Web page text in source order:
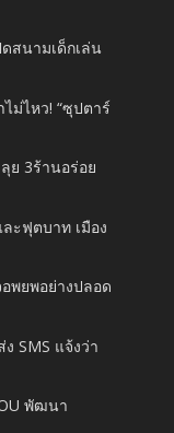
สนามเด็กเล่น
ม่ไหว! “ซุปตาร์
ย 3ร้านอร่อย
ะฟุตบาท เมือง
พยพอย่างปลอด
SMS แจ้งว่า
พัฒนา